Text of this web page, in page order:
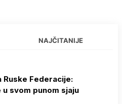
NAJČITANIJE
Ruske Federacije:
svom punom sjaju